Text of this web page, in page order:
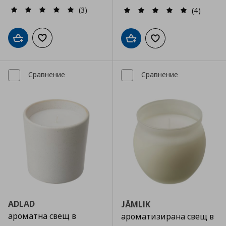
(3)
Добави в кошницата
Добави към списъка с любими
(4)
Добави в кошницата
Добави към
Сравнение
ADLAD
ароматна свещ в
Сравнение
JÄMLIK
ароматизирана свещ в